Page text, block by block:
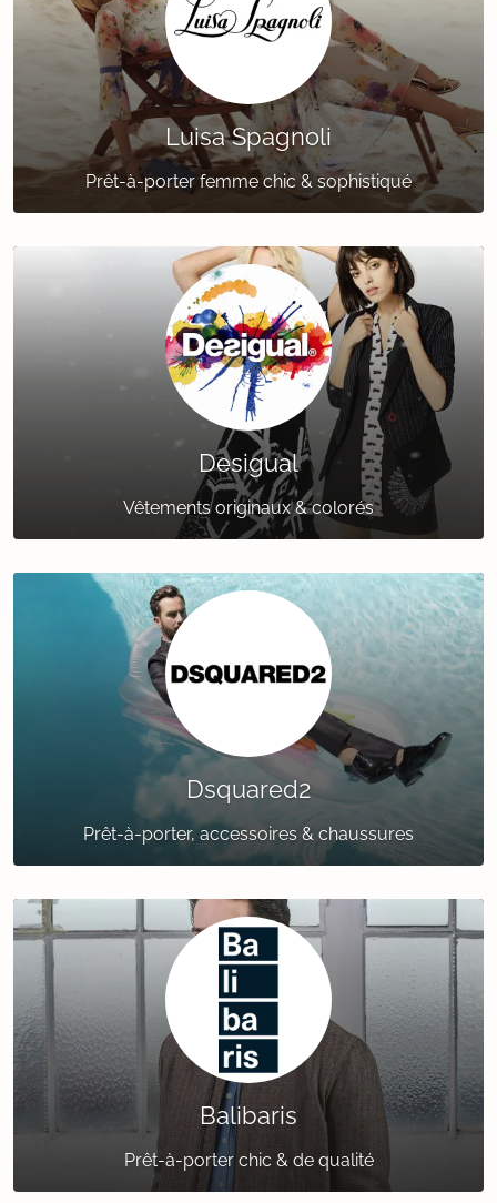
Luisa Spagnoli
Prêt-à-porter femme chic & sophistiqué
Desigual
Vêtements originaux & colorés
Dsquared2
Prêt-à-porter, accessoires & chaussures
Balibaris
Prêt-à-porter chic & de qualité